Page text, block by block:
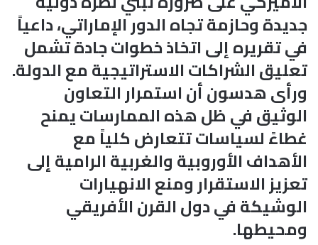
جديدة وحازمة تجاه الدور الإماراتي، داعياً
في تقريره إلى اتخاذ خطوات جادة تشمل
تعليق الشراكات الاستراتيجية مع الدولة.
ورأى هدسون أن استمرار التعاون
الوثيق في ظل هذه الممارسات يمنح
غطاءً لسياسات تتعارض كلياً مع
الأهداف الأوروبية والغربية الرامية إلى
تعزيز الاستقرار ومنع الانهيارات
الوشيكة في دول القرن الأفريقي
ومحيطها.